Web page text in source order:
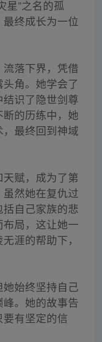
星”之名的孤
终成长为一位
落下界，凭借
角。她学会了
识了隐世剑尊
的历练中，她
最终回到神域
赋，成为了第
然她在复仇过
自己家族的悲
局，这让她一
涯的帮助下，
始终坚持自己
。她的故事告
有坚定的信